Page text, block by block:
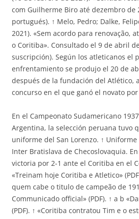
com Guilherme Biro até dezembro de
portugués). ↑ Melo, Pedro; Dalke,
2021). «Sem acordo para renovação,
o Coritiba». Consultado el 9 de abril
suscripción). Según los atleticanos el
enfrentamiento se produjo el 20 de
después de la fundación del Atlético,
concurso en el que ganó el novato por
En el Campeonato Sudamericano
Argentina, la selección peruana tuvo
uniforme del San Lorenzo. ↑
Inter Bratislava de Checoslovaquia.
victoria por 2-1 ante el Coritiba en el
«Treinam hoje Coritiba e Atletico»
quem cabe o titulo de campeão de
Communicado official» (PDF). ↑ a b
(PDF). ↑ «Coritiba contratou Tim e o